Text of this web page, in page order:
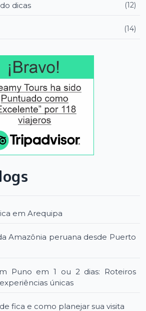
dicas (12)
(14)
em Arequipa
Amazônia peruana desde Puerto
Puno em 1 ou 2 dias: Roteiros
únicas
fica e como planejar sua visita